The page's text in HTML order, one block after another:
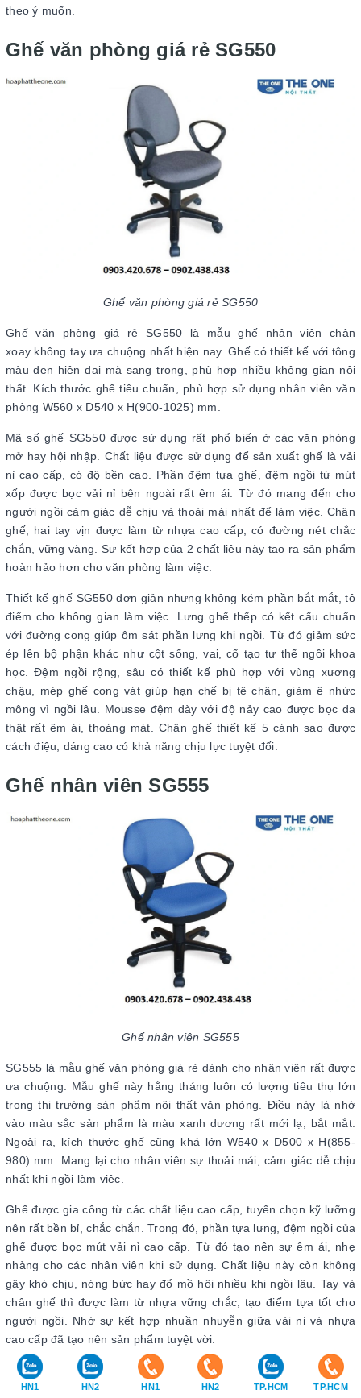
theo ý muốn.
Ghế văn phòng giá rẻ SG550
Ghế văn phòng giá rẻ SG550
Ghế văn phòng giá rẻ SG550 là mẫu ghế nhân viên chân
xoay không tay ưa chuộng nhất hiện nay. Ghế có thiết kế với tông
màu đen hiện đại mà sang trọng, phù hợp nhiều không gian nội
thất. Kích thước ghế tiêu chuẩn, phù hợp sử dụng nhân viên văn
phòng W560 x D540 x H(900-1025) mm.
Mã số ghế SG550 được sử dụng rất phổ biến ở các văn phòng
mở hay hội nhập. Chất liệu được sử dụng để sản xuất ghế là vải
nỉ cao cấp, có độ bền cao. Phần đệm tựa ghế, đệm ngồi từ mút
xốp được bọc vải nỉ bên ngoài rất êm ái. Từ đó mang đến cho
người ngồi cảm giác dễ chịu và thoải mái nhất để làm việc. Chân
ghế, hai tay vịn được làm từ nhựa cao cấp, có đường nét chắc
chắn, vững vàng. Sự kết hợp của 2 chất liệu này tạo ra sản phẩm
hoàn hảo hơn cho văn phòng làm việc.
Thiết kế ghế SG550 đơn giản nhưng không kém phần bắt mắt, tô
điểm cho không gian làm việc. Lưng ghế thếp có kết cấu chuẩn
với đường cong giúp ôm sát phần lưng khi ngồi. Từ đó giảm sức
ép lên bộ phận khác như cột sống, vai, cổ tạo tư thế ngồi khoa
học. Đệm ngồi rộng, sâu có thiết kế phù hợp với vùng xương
chậu, mép ghế cong vát giúp hạn chế bị tê chân, giảm ê nhức
mông vì ngồi lâu. Mousse đệm dày với độ nảy cao được bọc da
thật rất êm ái, thoáng mát. Chân ghế thiết kế 5 cánh sao được
cách điệu, dáng cao có khả năng chịu lực tuyệt đối.
Ghế nhân viên SG555
Ghế nhân viên SG555
SG555 là mẫu ghế văn phòng giá rẻ dành cho nhân viên rất được
ưa chuộng. Mẫu ghế này hằng tháng luôn có lượng tiêu thụ lớn
trong thị trường sản phẩm nội thất văn phòng. Điều này là nhờ
vào màu sắc sản phẩm là màu xanh dương rất mới lạ, bắt mắt.
Ngoài ra, kích thước ghế cũng khá lớn W540 x D500 x H(855-
980) mm. Mang lại cho nhân viên sự thoải mái, cảm giác dễ chịu
nhất khi ngồi làm việc.
Ghế được gia công từ các chất liệu cao cấp, tuyển chọn kỹ lưỡng
nên rất bền bỉ, chắc chắn. Trong đó, phần tựa lưng, đệm ngồi của
ghế được bọc mút vải nỉ cao cấp. Từ đó tạo nên sự êm ái, nhẹ
nhàng cho các nhân viên khi sử dụng. Chất liệu này còn không
gây khó chịu, nóng bức hay đổ mồ hôi nhiều khi ngồi lâu. Tay và
chân ghế thì được làm từ nhựa vững chắc, tạo điểm tựa tốt cho
người ngồi. Nhờ sự kết hợp nhuần nhuyễn giữa vải nỉ và nhựa
cao cấp đã tạo nên sản phẩm tuyệt vời.
Kiểu dáng thiết kế của mẫu ghế nhân viên này khá đơn giản,
thông dụng. Lưng ghế có thiết kế dạng thấp hơi ôm trọn lấy
HN1 HN2 HN1 HN2 TP.HCM TP.HCM